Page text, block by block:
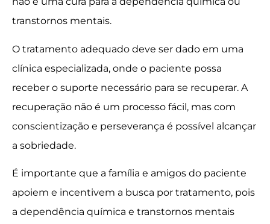
transtornos mentais.
O tratamento adequado deve ser dado em uma
clínica especializada, onde o paciente possa
receber o suporte necessário para se recuperar. A
recuperação não é um processo fácil, mas com
conscientização e perseverança é possível alcançar
a sobriedade.
É importante que a família e amigos do paciente
apoiem e incentivem a busca por tratamento, pois
a dependência química e transtornos mentais